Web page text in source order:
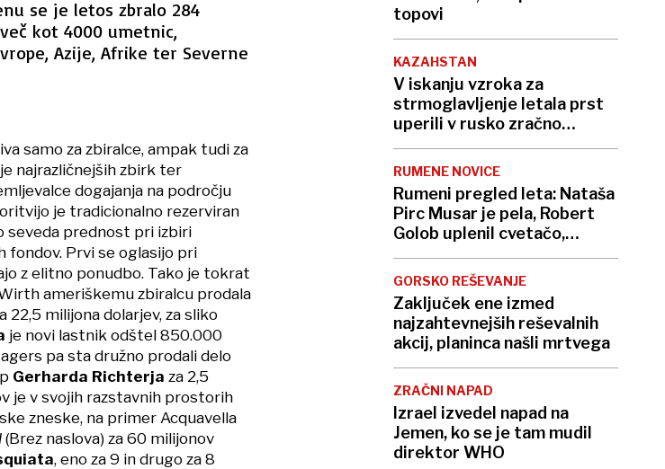
se je letos zbralo 284
kot 4000 umetnic,
Azije, Afrike ter Severne
samo za zbiralce, ampak tudi za
najrazličnejših zbirk ter
dogajanja na področju
je tradicionalno rezerviran
seveda prednost pri izbiri
Prvi se oglasijo pri
z elitno ponudbo. Tako je tokrat
ameriškemu zbiralcu prodala
22,5 milijona dolarjev, za sliko
je novi lastnik odštel 850.000
pa sta družno prodali delo
Gerharda Richterja za 2,5
je v svojih razstavnih prostorih
zneske, na primer Acquavella
(Brez naslova) za 60 milijonov
, eno za 9 in drugo za 8
topovi
KAZAHSTAN
V iskanju vzroka za
strmoglavljenje letala prst
uperili v rusko zračno
obrambo
RUMENE NOVICE
Rumeni pregled leta: Nataša
Pirc Musar je pela, Robert
Golob uplenil cvetačo,
Andreja Stareta so napodili
GORSKO REŠEVANJE
Zaključek ene izmed
najzahtevnejših reševalnih
akcij, planinca našli mrtvega
ZRAČNI NAPAD
Izrael izvedel napad na
Jemen, ko se je tam mudil
direktor WHO